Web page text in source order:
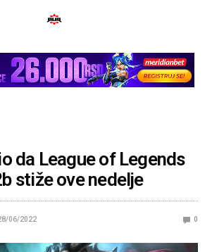
da League of Legends
stiže ove nedelje
06/2022 0